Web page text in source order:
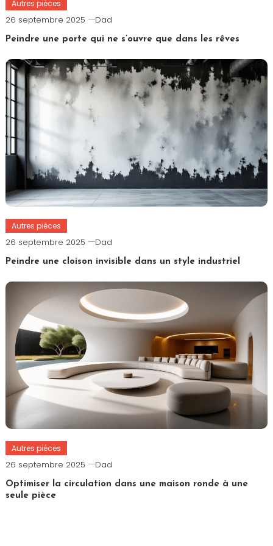
Autres pièces
26 septembre 2025 Dad
Peindre une porte qui ne s’ouvre que dans les rêves
Autres pièces
26 septembre 2025 Dad
Peindre une cloison invisible dans un style industriel
Autres pièces
26 septembre 2025 Dad
Optimiser la circulation dans une maison ronde à une
seule pièce